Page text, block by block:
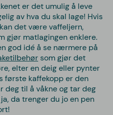
er det umulig å leve
av hva du skal lage! Hvis
det være vaffeljern,
gjør matlagingen enklere.
god idé å se nærmere på
som gjør det
elter en deig eller pynter
første kaffekopp er den
deg til å våkne og tar deg
da trenger du jo en pen